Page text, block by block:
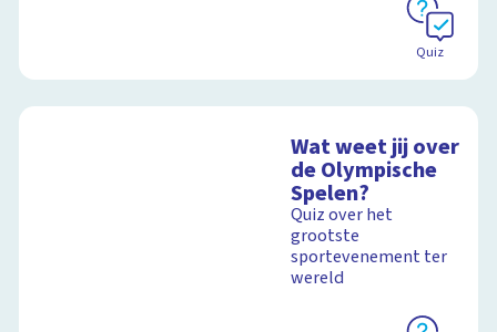
Quiz
Wat weet jij over
de Olympische
Spelen?
Quiz over het
grootste
sportevenement ter
wereld